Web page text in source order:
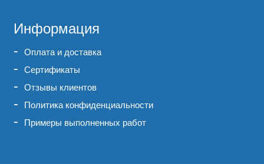
Информация
Оплата и доставка
Сертификаты
Отзывы клиентов
Политика конфиденциальности
Примеры выполненных работ